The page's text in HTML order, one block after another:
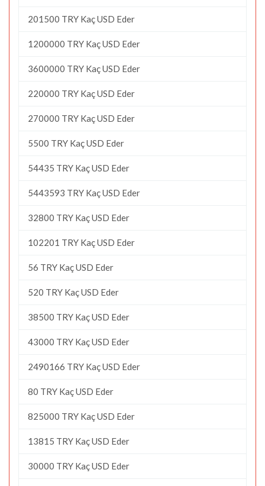
201500 TRY Kaç USD Eder
1200000 TRY Kaç USD Eder
3600000 TRY Kaç USD Eder
220000 TRY Kaç USD Eder
270000 TRY Kaç USD Eder
5500 TRY Kaç USD Eder
54435 TRY Kaç USD Eder
5443593 TRY Kaç USD Eder
32800 TRY Kaç USD Eder
102201 TRY Kaç USD Eder
56 TRY Kaç USD Eder
520 TRY Kaç USD Eder
38500 TRY Kaç USD Eder
43000 TRY Kaç USD Eder
2490166 TRY Kaç USD Eder
80 TRY Kaç USD Eder
825000 TRY Kaç USD Eder
13815 TRY Kaç USD Eder
30000 TRY Kaç USD Eder